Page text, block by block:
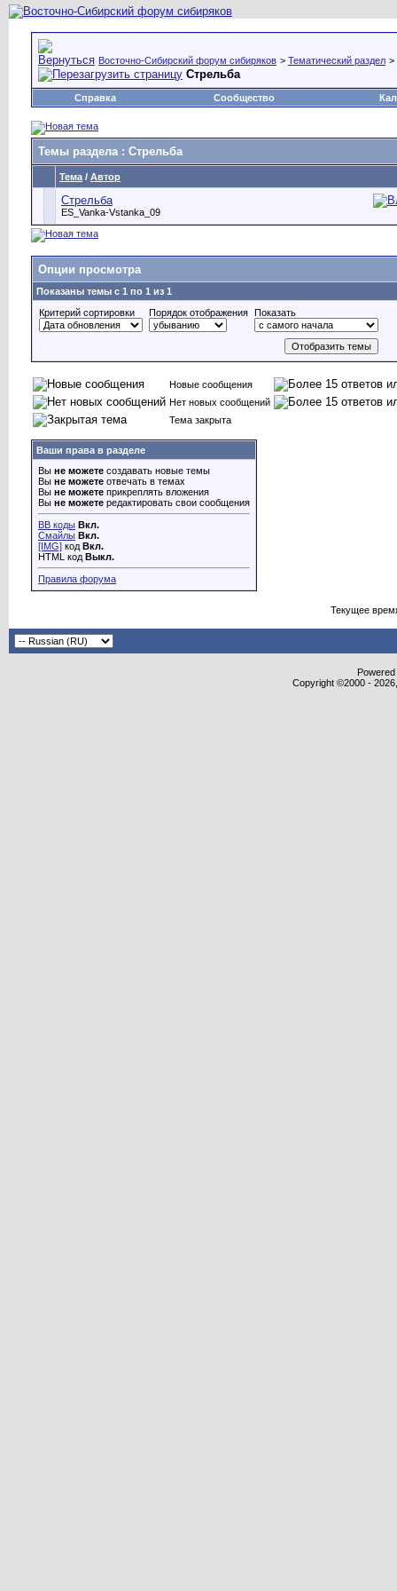
Восточно-Сибирский форум сибиряков > Тематический раздел >
Стрельба
Справка Сообщество
Темы раздела: Стрельба
Тема / Автор
Стрельба
ES_Vanka-Vstanka_09
Опции просмотра
Показаны темы с 1 по 1 из 1
Критерий сортировки
Порядок отображения Показать
Новые сообщения
Нет новых сообщений
Тема закрыта
Ваши права в разделе
Вы не можете создавать новые темы
Вы не можете отвечать в темах
Вы не можете прикреплять вложения
Вы не можете редактировать свои сообщения
BB коды Вкл.
Смайлы Вкл.
[IMG] код Вкл.
HTML код Выкл.
Правила форума
Текущее
Copyright ©2000 -